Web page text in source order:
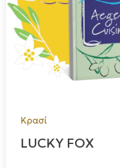
Κρασί
LUCKY FOX